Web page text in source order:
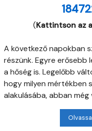
(Kattintson az
A következő napokban
részünk. Egyre erősebb
a hőség is. Legelőbb
hogy milyen mértékben
alakulásába, abban